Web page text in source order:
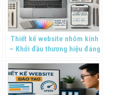
Thiết kế website nhôm kính
– Khởi đầu thương hiệu đáng